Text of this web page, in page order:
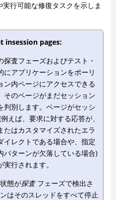
行可能な修復タスクを示しま
insession pages:
探査フェーズおよびテスト・
にアプリケーションをポーリ
ン内ページにアクセスできる
そのページがまだセッション
判別します。ページがセッシ
えば、要求に対する応答が、
たはカスタマイズされたエラ
イレクトである場合や、指定
パターンが欠落している場合)
行されます。
態が探査フェーズで検出さ
はそのスレッドをすべて停止